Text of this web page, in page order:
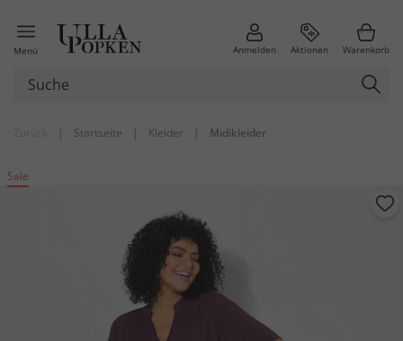
Menü Anmelden Aktionen Warenkorb
| Startseite | Kleider | Midikleider
Sale